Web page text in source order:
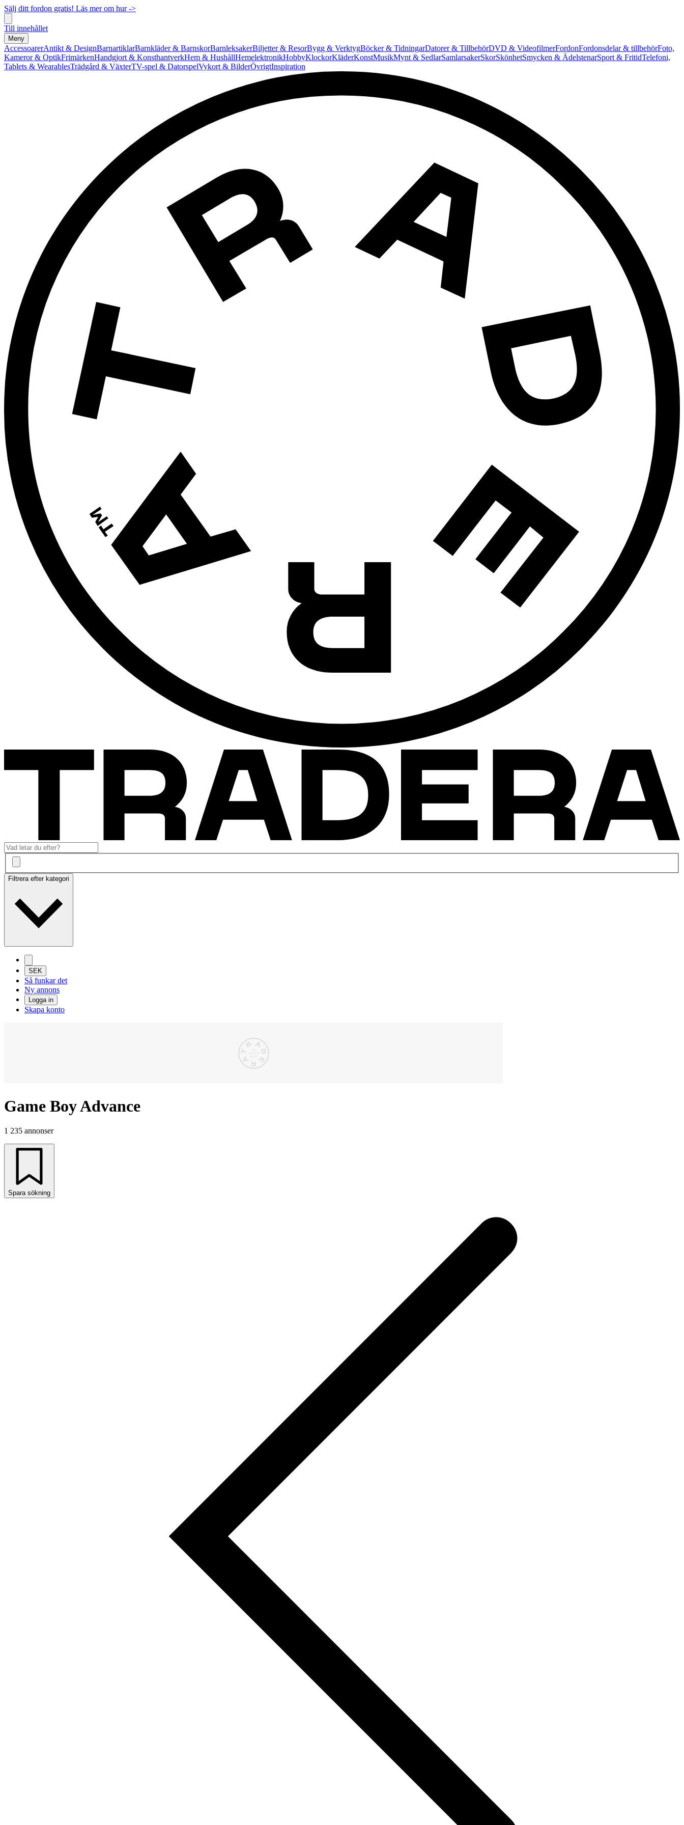
Sälj ditt fordon gratis! Läs mer om hur ->
Till innehållet
Meny
AccessoarerAntikt & DesignBarnartiklarBarnkläder & BarnskorBarnleksakerBiljetter & ResorBygg & VerktygBöcker & TidningarDatorer & TillbehörDVD & VideofilmerFordonFordonsdelar & tillbehörFoto,
Kameror & OptikFrimärkenHandgjort & KonsthantverkHem & HushållHemelektronikHobbyKlockorKläderKonstMusikMynt & SedlarSamlarsakerSkorSkönhetSmycken & ÄdelstenarSport & FritidTelefoni,
Tablets & WearablesTrädgård & VäxterTV-spel & DatorspelVykort & BilderÖvrigtInspiration
Filtrera efter kategori
SEK
Så funkar det
Ny annons
Logga in
Skapa konto
Game Boy Advance
1 235 annonser
Spara sökning